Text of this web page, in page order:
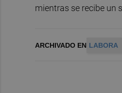
mientras se recibe un
ARCHIVADO EN LABORA